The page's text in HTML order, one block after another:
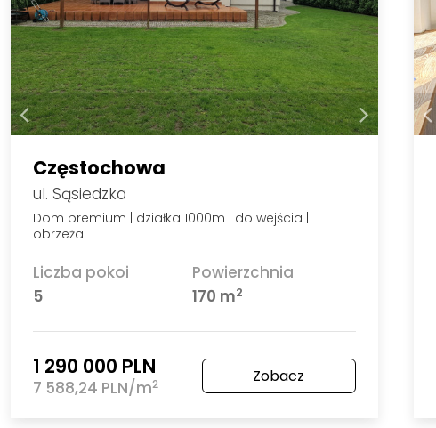
Częstochowa
ul. Sąsiedzka
Dom premium | działka 1000m | do wejścia |
obrzeża
Liczba pokoi
5
Powierzchnia
170 m2
1 290 000 PLN
7 588,24 PLN/m2 Zobacz